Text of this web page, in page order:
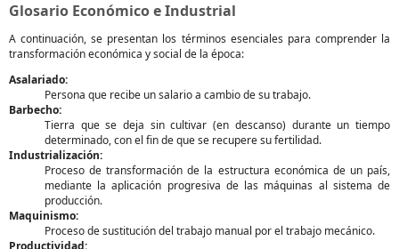
Glosario Económico e Industrial
A continuación, se presentan los términos esenciales para comprender la
transformación económica y social de la época:
Asalariado:
Persona que recibe un salario a cambio de su trabajo.
Barbecho:
Tierra que se deja sin cultivar (en descanso) durante un tiempo
determinado, con el fin de que se recupere su fertilidad.
Industrialización:
Proceso de transformación de la estructura económica de un país,
mediante la aplicación progresiva de las máquinas al sistema de
producción.
Maquinismo:
Proceso de sustitución del trabajo manual por el trabajo mecánico.
Productividad: